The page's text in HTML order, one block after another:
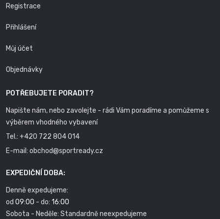
Registrace
Přihlášení
Můj účet
Objednávky
POTŘEBUJETE PORADIT?
Napište nám, nebo zavolejte - rádi Vám poradíme a pomůžeme s
výběrem vhodného vybavení
Tel.: +420 722 804 014
E-mail: obchod@sportready.cz
EXPEDIČNÍ DOBA:
Denně expedujeme:
od 09:00 - do: 16:00
Sobota - Neděle: Standardně neexpedujeme